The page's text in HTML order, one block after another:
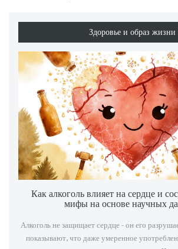
Здоровье и образ жизни
Как алкоголь влияет на сердце и
мифы на основе научных
Алкоголь не защищает сердце - он его
показывают, что даже умеренное